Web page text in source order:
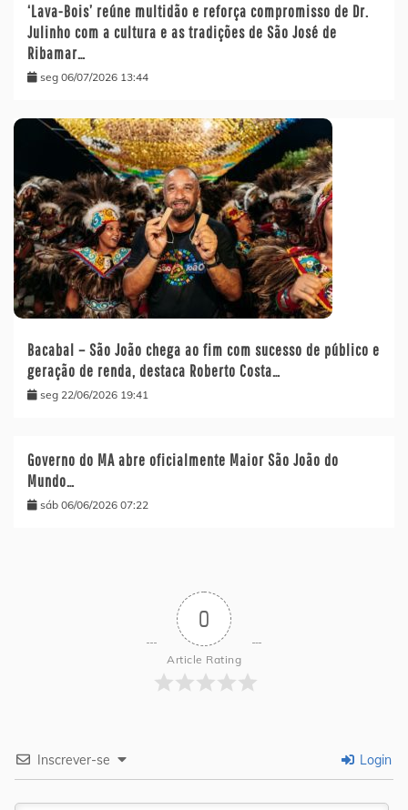
‘Lava-Bois’ reúne multidão e reforça compromisso de Dr.
Julinho com a cultura e as tradições de São José de
Ribamar…
seg 06/07/2026 13:44
Bacabal – São João chega ao fim com sucesso de público e
geração de renda, destaca Roberto Costa…
seg 22/06/2026 19:41
Governo do MA abre oficialmente Maior São João do
Mundo…
sáb 06/06/2026 07:22
0
Article Rating
Inscrever-se Login